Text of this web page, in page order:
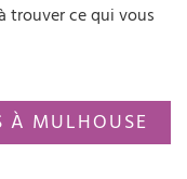
trouver ce qui vous
À MULHOUSE